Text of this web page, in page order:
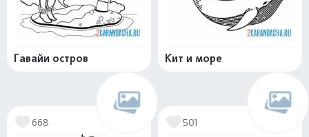
Гавайи остров Кит и море
668 501